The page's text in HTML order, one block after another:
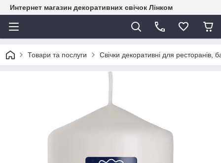
Интернет магазин декоративних свічок Лінком
Товари та послуги Свічки декоративні для ресторанів,